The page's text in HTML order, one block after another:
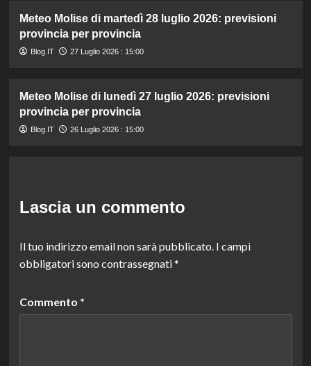
Meteo Molise di martedì 28 luglio 2026: previsioni
provincia per provincia
Blog.IT 27 Luglio 2026 : 15:00
Meteo Molise di lunedì 27 luglio 2026: previsioni
provincia per provincia
Blog.IT 26 Luglio 2026 : 15:00
Lascia un commento
Il tuo indirizzo email non sarà pubblicato. I campi
obbligatori sono contrassegnati*
Commento *